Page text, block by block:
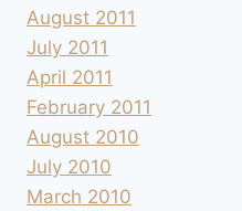
August 2011
July 2011
April 2011
February 2011
August 2010
July 2010
March 2010